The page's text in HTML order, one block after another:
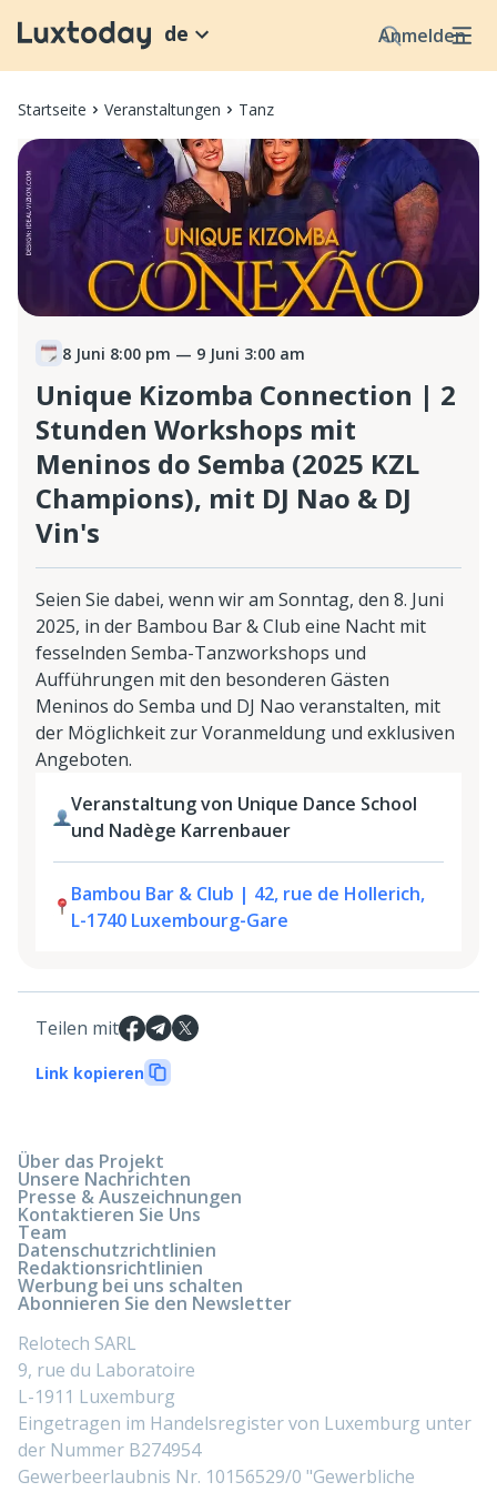
Anmelden
de
Startseite Veranstaltungen Tanz
8 Juni 8:00 pm — 9 Juni 3:00 am
Unique Kizomba Connection | 2
Stunden Workshops mit
Meninos do Semba (2025 KZL
Champions), mit DJ Nao & DJ
Vin's
Seien Sie dabei, wenn wir am Sonntag, den 8. Juni
2025, in der Bambou Bar & Club eine Nacht mit
fesselnden Semba-Tanzworkshops und
Aufführungen mit den besonderen Gästen
Meninos do Semba und DJ Nao veranstalten, mit
der Möglichkeit zur Voranmeldung und exklusiven
Angeboten.
Veranstaltung von Unique Dance School
und Nadège Karrenbauer
Bambou Bar & Club | 42, rue de Hollerich,
L-1740 Luxembourg-Gare
Teilen mit
Link kopieren
Über das Projekt
Unsere Nachrichten
Presse & Auszeichnungen
Kontaktieren Sie Uns
Team
Datenschutzrichtlinien
Redaktionsrichtlinien
Werbung bei uns schalten
Abonnieren Sie den Newsletter
Relotech SARL
9, rue du Laboratoire
L-1911 Luxemburg
Eingetragen im Handelsregister von Luxemburg unter
der Nummer B274954
Gewerbeerlaubnis Nr. 10156529/0 "Gewerbliche